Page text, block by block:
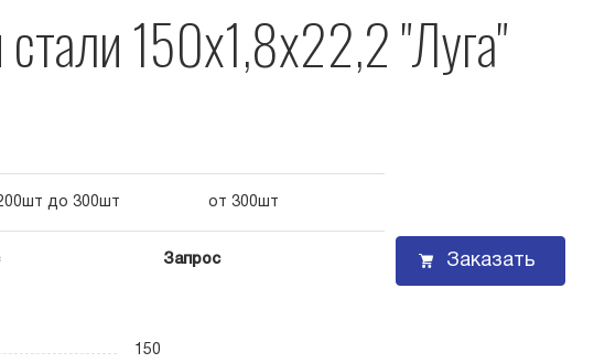
150х1,8х22,2 "Луга"
до 300шт от 300шт
Запрос Заказать
150